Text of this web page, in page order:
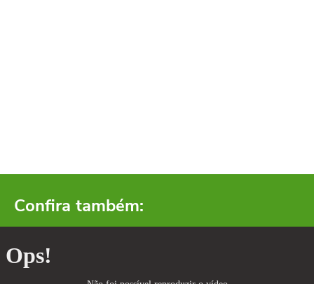
Confira também: